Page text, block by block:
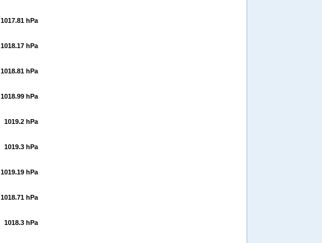
1017.81 hPa
1018.17 hPa
1018.81 hPa
1018.99 hPa
1019.2 hPa
1019.3 hPa
1019.19 hPa
1018.71 hPa
1018.3 hPa